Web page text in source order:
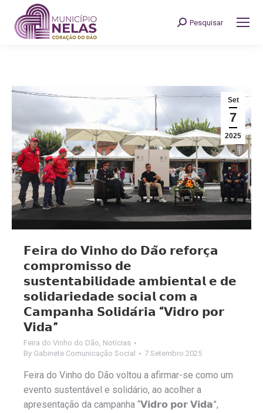
Search:
Pesquisar
Set
7
2025
𝗙𝗲𝗶𝗿𝗮 𝗱𝗼 𝗩𝗶𝗻𝗵𝗼 𝗱𝗼 𝗗𝗮̃𝗼 𝗿𝗲𝗳𝗼𝗿𝗰̧𝗮
𝗰𝗼𝗺𝗽𝗿𝗼𝗺𝗶𝘀𝘀𝗼 𝗱𝗲
𝘀𝘂𝘀𝘁𝗲𝗻𝘁𝗮𝗯𝗶𝗹𝗶𝗱𝗮𝗱𝗲 𝗮𝗺𝗯𝗶𝗲𝗻𝘁𝗮𝗹 𝗲 𝗱𝗲
𝘀𝗼𝗹𝗶𝗱𝗮𝗿𝗶𝗲𝗱𝗮𝗱𝗲 𝘀𝗼𝗰𝗶𝗮𝗹 𝗰𝗼𝗺 𝗮
𝗖𝗮𝗺𝗽𝗮𝗻𝗵𝗮 𝗦𝗼𝗹𝗶𝗱𝗮́𝗿𝗶𝗮 “𝗩𝗶𝗱𝗿𝗼 𝗽𝗼𝗿
𝗩𝗶𝗱𝗮”
Feira do Vinho do Dão, Notícias
By Gabinete Comunicação Social 7 Setembro 2025
Feira do Vinho do Dão voltou a afirmar-se como um
evento sustentável e solidário, ao acolher a
apresentação da campanha “𝗩𝗶𝗱𝗿𝗼 𝗽𝗼𝗿 𝗩𝗶𝗱𝗮”,